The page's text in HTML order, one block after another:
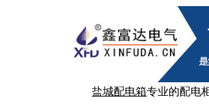
盐城配电箱专业的配电